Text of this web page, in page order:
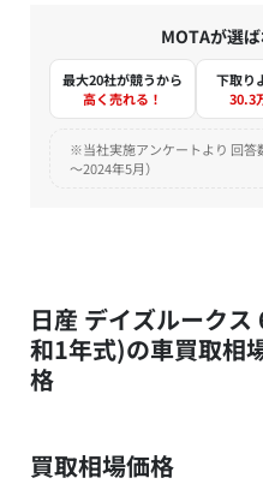
MOTAが選
最大20社が競うから
高く売れる！
下取り
30.3
※当社実施アンケートより 回答
～2024年5月）
日産 デイズルーク
和1年式)の車買取相
格
買取相場価格